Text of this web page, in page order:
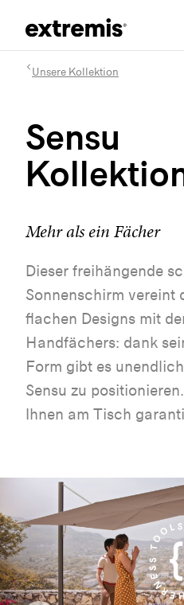
Unsere Kollektion
Sensu
Mehr als ein Fächer
Dieser freihängende
Sonnenschirm vereint
flachen Designs mit
Handfächers: dank
Form gibt es
Sensu zu
Ihnen am Tisch